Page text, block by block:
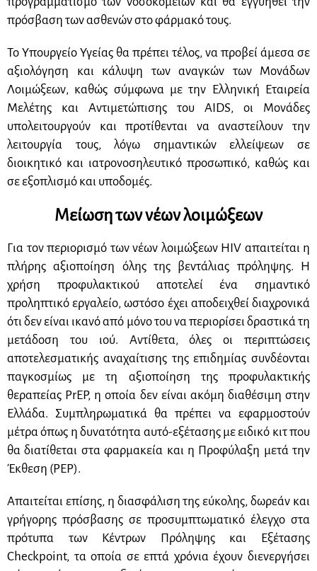
πρόσβαση των ασθενών στο φάρμακό τους.
Το Υπουργείο Υγείας θα πρέπει τέλος, να προβεί άμεσα σε
αξιολόγηση και κάλυψη των αναγκών των Μονάδων
Λοιμώξεων, καθώς σύμφωνα με την Ελληνική Εταιρεία
Μελέτης και Αντιμετώπισης του ΑΙ DS, οι Μονάδες
υπολειτουργούν και προτίθενται να αναστείλουν την
λειτουργία τους, λόγω σημαντικών ελλείψεων σε
διοικητικό και ιατρονοσηλευτικό προσωπικό, καθώς και
σε εξοπλισμό και υποδομές.
Μείωση των νέων λοιμώξεων
Για τον περιορισμό των νέων λοιμώξεων HIV απαιτείται η
πλήρης αξιοποίηση όλης της βεντάλιας πρόληψης. Η
χρήση προφυλακτικού αποτελεί ένα σημαντικό
προληπτικό εργαλείο, ωστόσο έχει αποδειχθεί διαχρονικά
ότι δεν είναι ικανό από μόνο του να περιορίσει δραστικά τη
μετάδοση του ιού. Αντίθετα, όλες οι περιπτώσεις
αποτελεσματικής αναχαίτισης της επιδημίας συνδέονται
παγκοσμίως με τη αξιοποίηση της προφυλακτικής
θεραπείας PrEP, η οποία δεν είναι ακόμη διαθέσιμη στην
Ελλάδα. Συμπληρωματικά θα πρέπει να εφαρμοστούν
μέτρα όπως η δυνατότητα αυτό-εξέτασης με ειδικό κιτ που
θα διατίθεται στα φαρμακεία και η Προφύλαξη μετά την
Έκθεση (PEP).
Απαιτείται επίσης, η διασφάλιση της εύκολης, δωρεάν και
γρήγορης πρόσβασης σε προσυμπτωματικό έλεγχο στα
πρότυπα των Κέντρων Πρόληψης και Εξέτασης
Checkpoint, τα οποία σε επτά χρόνια έχουν διενεργήσει